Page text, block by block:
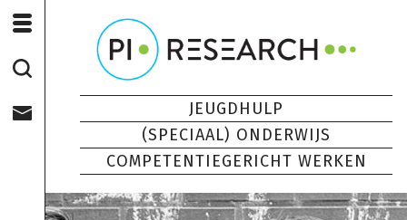
JEUGDHULP
(SPECIAAL) ONDERWIJS
COMPETENTIEGERICHT WERKEN